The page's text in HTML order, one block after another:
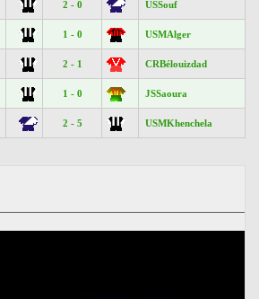
2 - 0 USSouf
1 - 0 USMAlger
2 - 1 CRBélouizdad
1 - 0 JSSaoura
2 - 5 USMKhenchela